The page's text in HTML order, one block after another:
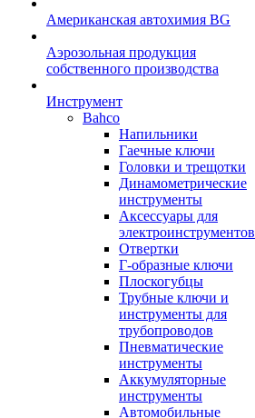
Американская автохимия BG
Аэрозольная продукция
собственного производства
Инструмент
Bahco
Напильники
Гаечные ключи
Головки и трещотки
Динамометрические
инструменты
Аксессуары для
электроинструментов
Отвертки
Г-образные ключи
Плоскогубцы
Трубные ключи и
инструменты для
трубопроводов
Пневматические
инструменты
Аккумуляторные
инструменты
Автомобильные